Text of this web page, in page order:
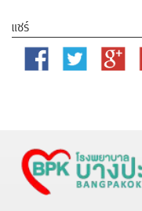
แชร์
Facebook Twitter
Google